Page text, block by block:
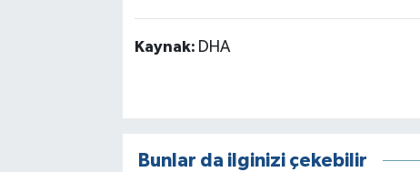
Kaynak: DHA
Bunlar da ilginizi çekebilir